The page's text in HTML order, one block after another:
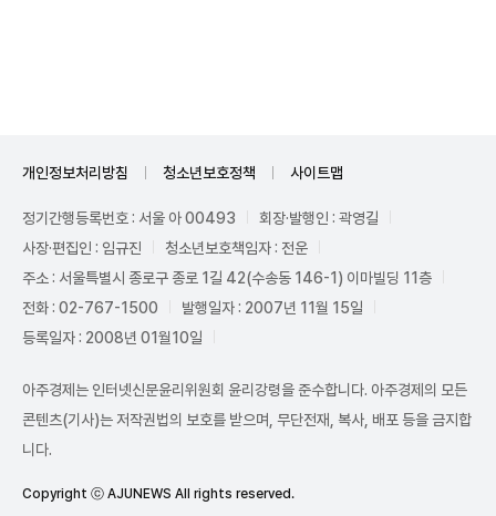
개인정보처리방침 청소년보호정책 사이트맵
정기간행등록번호 : 서울 아 00493
회장·발행인 : 곽영길
사장·편집인 : 임규진
청소년보호책임자 : 전운
주소 : 서울특별시 종로구 종로 1길 42(수송동 146-1) 이마빌딩 11층
전화 : 02-767-1500
발행일자 : 2007년 11월 15일
등록일자 : 2008년 01월10일
아주경제는 인터넷신문윤리위원회 윤리강령을 준수합니다. 아주경제의 모든
콘텐츠(기사)는 저작권법의 보호를 받으며, 무단전재, 복사, 배포 등을 금지합
니다.
Copyright ⓒ AJUNEWS All rights reserved.